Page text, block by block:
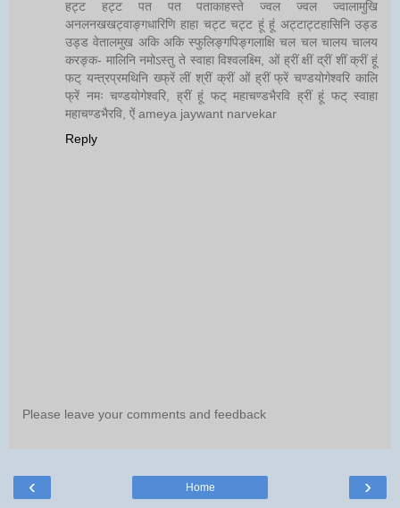
हट्ट हट्ट पत पत पताकाहस्ते ज्वल ज्वल ज्वालामुखि
अनलनखखट्वाङ्गधारिणि हाहा चट्ट चट्ट हूं हूं अट्टाट्टहासिनि उड्ड
उड्ड वेतालमुख अकि अकि स्फुलिङ्गपिङ्गलाक्षि चल चल चालय चालय
करङ्क- मालिनि नमोऽस्तु ते स्वाहा विश्वलक्ष्मि, ओं ह्रीं क्षीं द्रीं शीं क्रीं हूं
फट् यन्त्रप्रमथिनि ख्फ्रें लीं श्रीं क्रीं ओं ह्रीं फ्रें चण्डयोगेश्वरि कालि
फ्रें नमः चण्डयोगेश्वरि, ह्रीं हूं फट् महाचण्डभैरवि ह्रीं हूं फट् स्वाहा
महाचण्डभैरवि, ऐं ameya jaywant narvekar
Reply
Please leave your comments and feedback
‹ ›
Home